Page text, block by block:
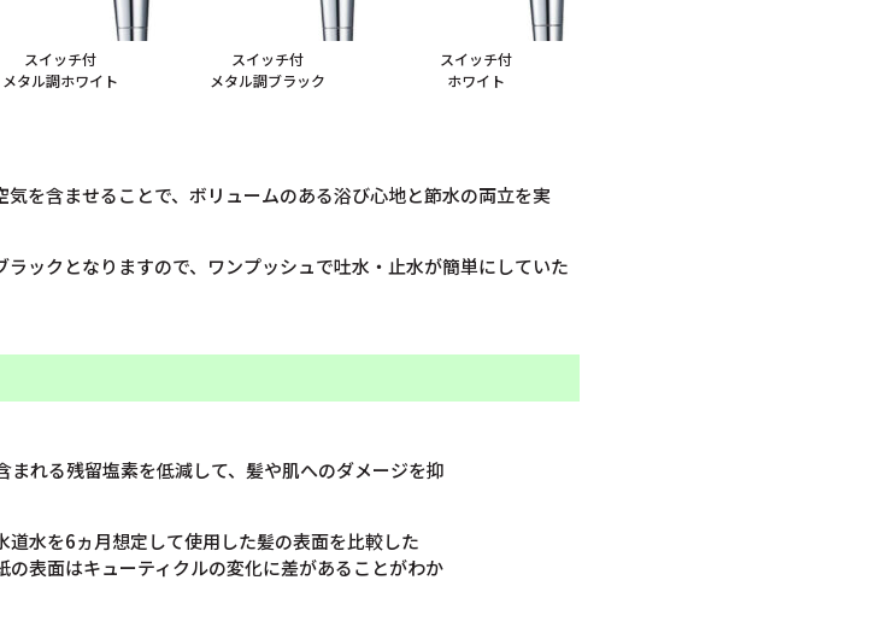
スイッチ付
メタル調ホワイト
スイッチ付
メタル調ブラック
スイッチ付
ホワイト
を含ませることで、ボリュームのある浴び心地と節水の両立を実
ックとなりますので、ワンプッシュで吐水・止水が簡単にしていた
まれる残留塩素を低減して、髪や肌へのダメージを抑
道水を6ヵ月想定して使用した髪の表面を比較した
の表面はキューティクルの変化に差があることがわか